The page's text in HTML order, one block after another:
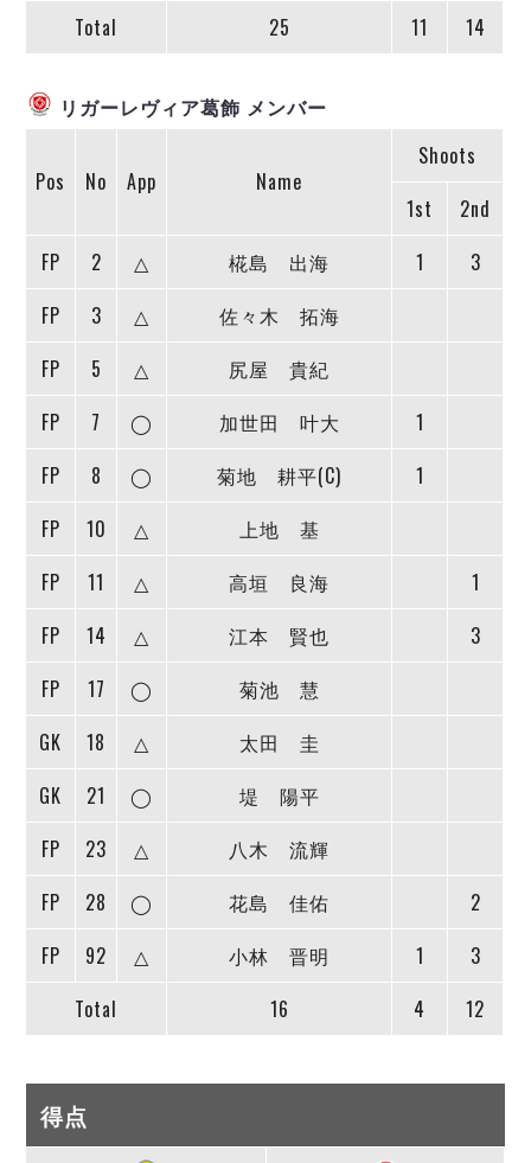
選手の通算記録（Ｆ２）
ヴォスクオーレ仙台
リガーレヴィア葛飾
アグレミーナ浜松
ポルセイド浜田
ミラクルスマイル新居浜
Total
25 11 14
リガーレヴィア葛飾 メンバー
Pos No App Name
Shoots
1st
2nd
FP
2 △ 椛島 出海 1
3
FP
3 △
佐々木 拓海
FP
5 △
尻屋 貴紀
FP
7 ◯ 加世田 叶大
1
FP
8 ◯ 菊地 耕平(C)
1
FP
10 △
上地 基
FP
11 △ 高垣 良海
1
FP
14 △ 江本 賢也
3
FP
17 ◯
菊池 慧
GK
18 △
太田 圭
GK
21 ◯
堤 陽平
FP
23 △
八木 流輝
FP
28 ◯ 花島 佳佑
2
FP
92 △ 小林 晋明 1
3
Total
16 4 12
得点